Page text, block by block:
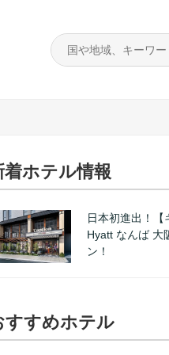
着ホテル情報
日本初進出！【
Hyatt なんば 大
ン！
すすめホテル